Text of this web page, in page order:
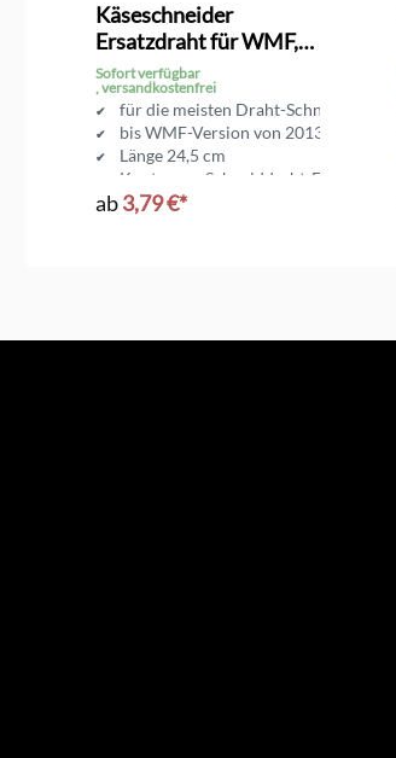
Käseschneider
Ersatzdraht für WMF,
Osti, ... 3er
Sofort verfügbar
, versandkostenfrei
für die meisten Draht-Schneider
bis WMF-Version von 2013
Länge 24,5 cm
Knoten am Schneiddraht-Ende
ab3,79 €*